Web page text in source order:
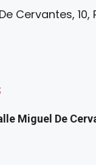
Cervantes,
Miguel De